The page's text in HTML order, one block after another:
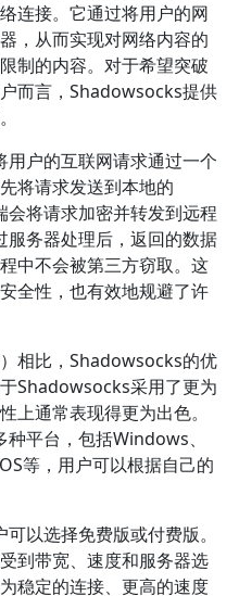
连接。它通过将用户的网
，从而实现对网络内容的
制的内容。对于希望突破
而言，Shadowsocks提供
户的互联网请求通过一个
将请求发送到本地的
将请求加密并转发到远程
务器处理后，返回的数据
中不会被第三方窃取。这
全性，也有效地规避了许
相比，Shadowsocks的优
Shadowsocks采用了更为
上通常表现得更为出色。
平台，包括Windows、
等，用户可以根据自己的
以选择免费版或付费版。
到带宽、速度和服务器选
稳定的连接、更高的速度